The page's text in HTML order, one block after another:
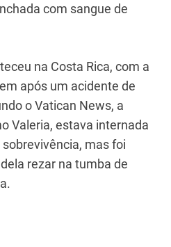
com sangue de
na Costa Rica, com a
após um acidente de
o Vatican News, a
Valeria, estava internada
mas foi
rezar na tumba de